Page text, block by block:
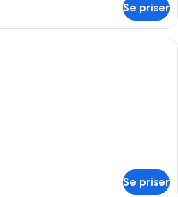
Se priser
Ett hotellrum med två sängar, ett
Se priser